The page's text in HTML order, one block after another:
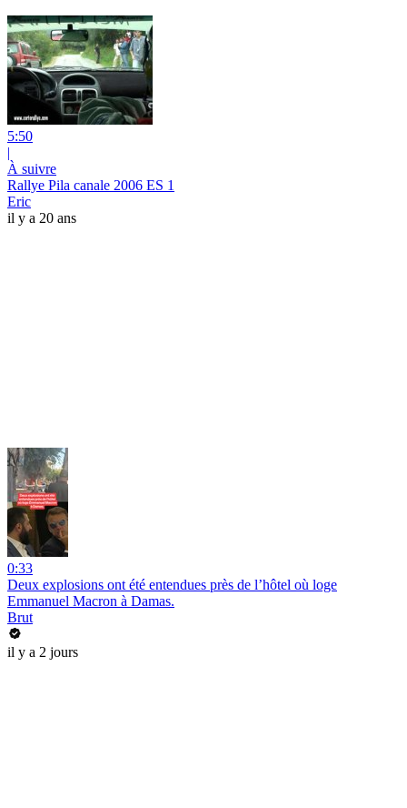
5:50
|
À suivre
Rallye Pila canale 2006 ES 1
Eric
il y a 20 ans
0:33
Deux explosions ont été entendues près de l’hôtel où loge
Emmanuel Macron à Damas.
Brut
il y a 2 jours